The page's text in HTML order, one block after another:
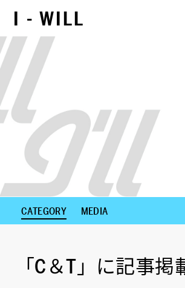
I - WILL
CATEGORY MEDIA
「C＆T」に記事掲